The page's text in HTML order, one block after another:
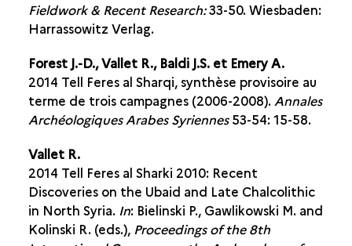
Fieldwork & Recent Research:33-50. Wiesbaden:
Harrassowitz Verlag.
Forest J.-D., Vallet R., Baldi J.S. et Emery A.
2014 Tell Feres al Sharqi, synthèse provisoire au
terme de trois campagnes (2006-2008). Annales
Archéologiques Arabes Syriennes53-54: 15-58.
Vallet R.
2014 Tell Feres al Sharki 2010: Recent
Discoveries on the Ubaid and Late Chalcolithic
in North Syria.In: Bielinski P., Gawlikowski M. and
Kolinski R. (eds.),Proceedings of the 8th